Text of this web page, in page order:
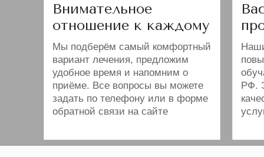
Внимательное
отношение к каждому
Мы подберём самый комфортный
вариант лечения, предложим
удобное время и напомним о
приёме. Все вопросы вы можете
задать по телефону или в форме
обратной связи на сайте
РФ.